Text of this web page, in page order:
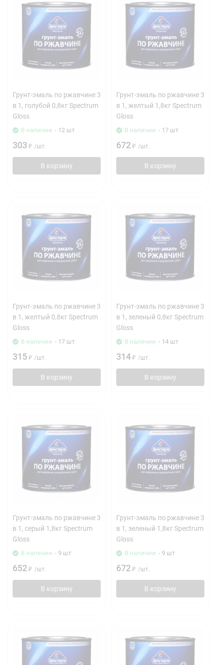
Грунт-эмаль по ржавчине 3
в 1, голубой 0,8кг Spectrum
Gloss
В наличии - 12 шт
303 ₽ /шт.
В корзину
Грунт-эмаль по ржавчине 3
в 1, желтый 1,8кг Spectrum
Gloss
В наличии - 17 шт
672 ₽ /шт.
В корзину
Грунт-эмаль по ржавчине 3
в 1, желтый 0,8кг Spectrum
Gloss
В наличии - 17 шт
315 ₽ /шт.
В корзину
Грунт-эмаль по ржавчине 3
в 1, зеленый 0,8кг Spectrum
Gloss
В наличии - 14 шт
314 ₽ /шт.
В корзину
Грунт-эмаль по ржавчине 3
в 1, серый 1,8кг Spectrum
Gloss
В наличии - 9 шт
652 ₽ /шт.
В корзину
Грунт-эмаль по ржавчине 3
в 1, зеленый 1,8кг Spectrum
Gloss
В наличии - 9 шт
672 ₽ /шт.
В корзину